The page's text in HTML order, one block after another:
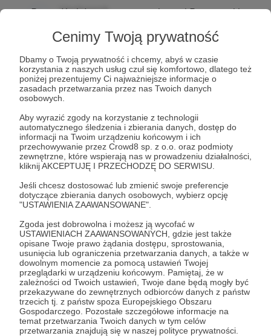
Cenimy Twoją prywatność
Dbamy o Twoją prywatność i chcemy, abyś w czasie
korzystania z naszych usług czuł się komfortowo, dlatego też
poniżej prezentujemy Ci najważniejsze informacje o
zasadach przetwarzania przez nas Twoich danych
osobowych.
Aby wyrazić zgody na korzystanie z technologii
automatycznego śledzenia i zbierania danych, dostęp do
informacji na Twoim urządzeniu końcowym i ich
przechowywanie przez Crowd8 sp. z o.o. oraz podmioty
zewnętrzne, które wspierają nas w prowadzeniu działalności,
kliknij AKCEPTUJĘ I PRZECHODZĘ DO SERWISU.
Jeśli chcesz dostosować lub zmienić swoje preferencje
dotyczące zbierania danych osobowych, wybierz opcję
"USTAWIENIA ZAAWANSOWANE".
Zgoda jest dobrowolna i możesz ją wycofać w
USTAWIENIACH ZAAWANSOWANYCH, gdzie jest także
opisane Twoje prawo żądania dostępu, sprostowania,
usunięcia lub ograniczenia przetwarzania danych, a także w
dowolnym momencie za pomocą ustawień Twojej
przeglądarki w urządzeniu końcowym. Pamiętaj, że w
zależności od Twoich ustawień, Twoje dane będą mogły być
przekazywane do zewnętrznych odbiorców danych z państw
trzecich tj. z państw spoza Europejskiego Obszaru
Gospodarczego. Pozostałe szczegółowe informacje na
temat przetwarzania Twoich danych w tym celów
przetwarzania znajdują się w naszej polityce prywatności.
Użytkownik
Odpowiedz
Użytkownik
3 dni temu
Komentarz użytkownika
Odpowiedz
Prowadź ciekawe rozmowy z innymi Patronami i
dostęp!
Zostań Patronem
Dołącz do grona Patronów!
Wesprzyj działalność AutoraFoxes in Edenjuż teraz!